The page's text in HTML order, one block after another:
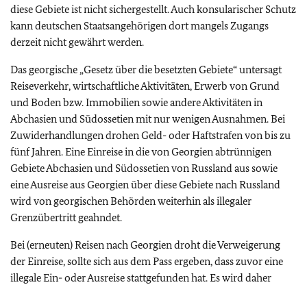
diese Gebiete ist nicht sichergestellt. Auch konsularischer Schutz
kann deutschen Staatsangehörigen dort mangels Zugangs
derzeit nicht gewährt werden.
Das georgische „Gesetz über die besetzten Gebiete“ untersagt
Reiseverkehr, wirtschaftliche Aktivitäten, Erwerb von Grund
und Boden bzw. Immobilien sowie andere Aktivitäten in
Abchasien und Südossetien mit nur wenigen Ausnahmen. Bei
Zuwiderhandlungen drohen Geld- oder Haftstrafen von bis zu
fünf Jahren. Eine Einreise in die von Georgien abtrünnigen
Gebiete Abchasien und Südossetien von Russland aus sowie
eine Ausreise aus Georgien über diese Gebiete nach Russland
wird von georgischen Behörden weiterhin als illegaler
Grenzübertritt geahndet.
Bei (erneuten) Reisen nach Georgien droht die Verweigerung
der Einreise, sollte sich aus dem Pass ergeben, dass zuvor eine
illegale Ein- oder Ausreise stattgefunden hat. Es wird daher